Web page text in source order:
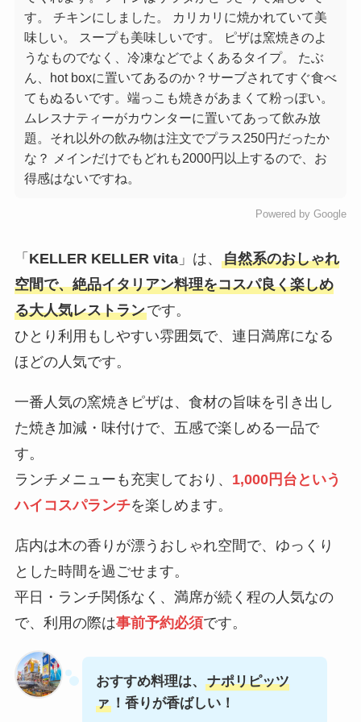
す。 チキンにしました。 カリカリに焼かれていて美
味しい。 スープも美味しいです。 ピザは窯焼きのよ
うなものでなく、冷凍などでよくあるタイプ。 たぶ
ん、hot boxに置いてあるのか？サーブされてすぐ食べ
てもぬるいです。端っこも焼きがあまくて粉っぽい。
ムレスナティーがカウンターに置いてあって飲み放
題。それ以外の飲み物は注文でプラス250円だったか
な？ メインだけでもどれも2000円以上するので、お
得感はないですね。
Powered by Google
「 KELLER KELLER vita」は、 自然系のおしゃれ
空間で、絶品イタリアン料理をコスパ良く楽しめ
る大人気レストランです。
ひとり利用もしやすい雰囲気で、連日満席になる
ほどの人気です。
一番人気の窯焼きピザは、食材の旨味を引き出し
た焼き加減・味付けで、五感で楽しめる一品で
す。
ランチメニューも充実しており、 1,000円台という
ハイコスパランチを楽しめます。
店内は木の香りが漂うおしゃれ空間で、ゆっくり
とした時間を過ごせます。
平日・ランチ関係なく、満席が続く程の人気なの
で、利用の際は事前予約必須です。
おすすめ料理は、
ナポリピッツ
ァ！香りが香ばしい！